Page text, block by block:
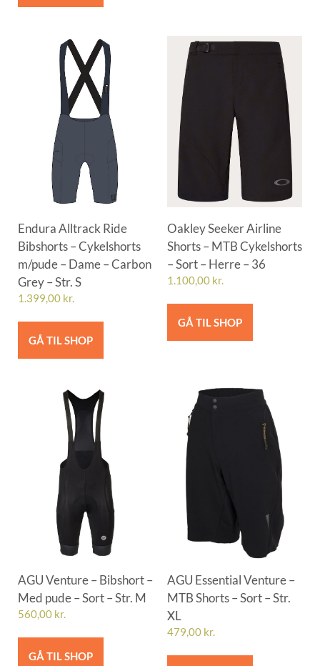
Endura Alltrack Ride
Bibshorts – Cykelshorts
m/pude – Dame – Carbon
Grey – Str. S
1.399,00 kr.
GÅ TIL SHOP
Oakley Seeker Airline
Shorts – MTB Cykelshorts
– Sort – Herre – 36
1.100,00 kr.
GÅ TIL SHOP
AGU Venture – Bibshort –
Med pude – Sort – Str. M
560,00 kr.
GÅ TIL SHOP
AGU Essential Venture –
MTB Shorts – Sort – Str.
XL
479,00 kr.